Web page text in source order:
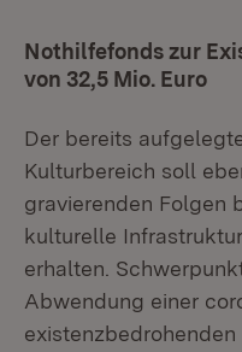
Nothilfefonds zur
von 32,5 Mio. Euro
Der bereits
Kulturbereich soll
gravierenden Folgen
kulturelle
erhalten.
Abwendung einer